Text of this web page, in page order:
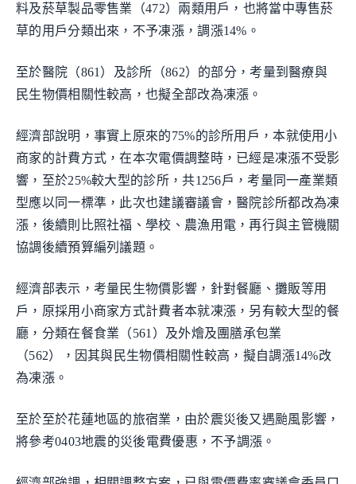
料及菸草製品零售業（472）兩類用戶，也將當中專售菸
草的用戶分類出來，不予凍漲，調漲14%。
至於醫院（861）及診所（862）的部分，考量到醫療與
民生物價相關性較高，也擬全部改為凍漲。
經濟部說明，事實上原來的75%的診所用戶，本就使用小
商家的計費方式，在本次電價調整時，已經是凍漲不受影
響，至於25%較大型的診所，共1256戶，考量同一產業類
型應以同一標準，此次也建議審議會，醫院診所都改為凍
漲，後續則比照社福、學校、農漁用電，再行與主管機關
協調後續預算編列議題。
經濟部表示，考量民生物價影響，針對餐廳、攤販等用
戶，原採用小商家方式計費者本就凍漲，另有較大型的餐
廳，分類在餐食業（561）及外燴及團膳承包業
（562），因其與民生物價相關性較高，擬自調漲14%改
為凍漲。
至於至於花蓮地區的旅宿業，由於震災後又遇颱風影響，
將參考0403地震的災後電費優惠，不予調漲。